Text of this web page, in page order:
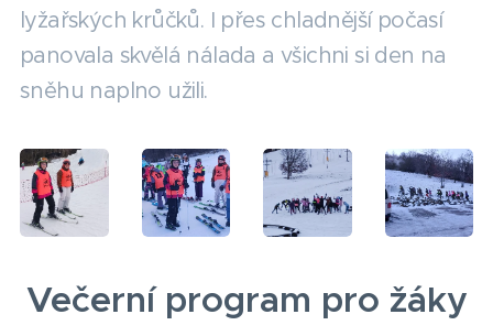
lyžařských krůčků. I přes chladnější počasí
panovala skvělá nálada a všichni si den na
sněhu naplno užili.
Večerní program pro žáky